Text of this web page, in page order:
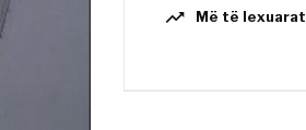
trending_up Më të lexuarat